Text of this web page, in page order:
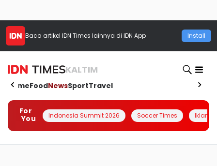
Baca artikel IDN Times lainnya di IDN App Install
KALTIM
HomeFoodNewsSportTravel
For
You
Indonesia Summit 2026 Soccer Times Iklanin